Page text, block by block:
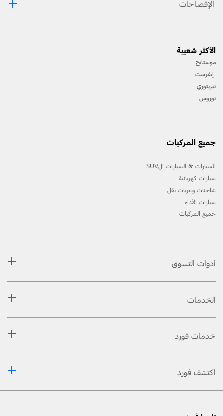
الإفصاحات
سرعات معيّنة، أو في ظروف قيادة أو طرقات أو أحوال جوّية معيّنة. يرجى مراجعة دليل
المالك بشأن التّفاصيل وقيود النّظام.
الأكثر شعبية
موستانج
إيفرست
تيريتوري
توروس
جميع المركبات
السيارات & السيارات الSUV
سيارات كهربائية
شاحنات وعربات نقل
سيارات الأداء
جميع المركبات
أدوات التسوق
الخدمات
خدمات فورد
اكتشف فورد